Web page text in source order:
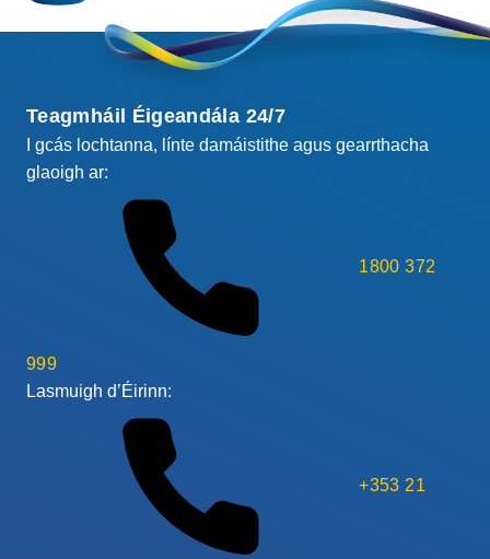
Teagmháil Éigeandála 24/7
I gcás lochtanna, línte damáistithe agus gearrthacha
glaoigh ar:
1800 372
999
Lasmuigh d’Éirinn:
+353 21